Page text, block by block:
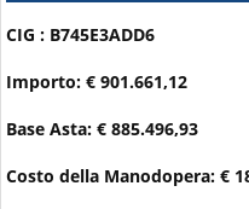
CIG : B745E3ADD6
Importo: € 901.661,12
Base Asta: € 885.496,93
Costo della Manodopera: €